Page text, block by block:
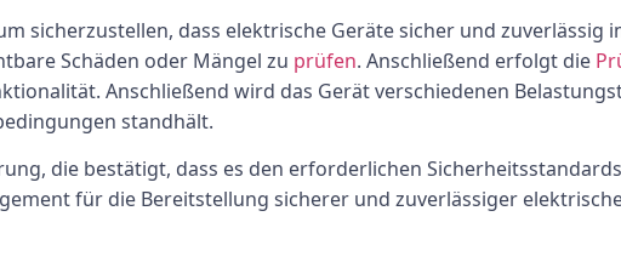
sicherzustellen, dass elektrische Geräte sicher und zuverlässig
Schäden oder Mängel zu prüfen. Anschließend erfolgt die
Anschließend wird das Gerät verschiedenen
standhält.
die bestätigt, dass es den erforderlichen
für die Bereitstellung sicherer und zuverlässiger